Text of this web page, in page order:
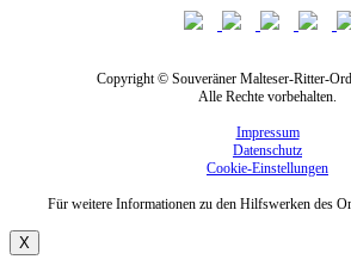
Copyright © Souveräner Malteser-Ritter-
Alle Rechte vorbehalten.
Impressum
Datenschutz
Cookie-Einstellungen
Für weitere Informationen zu den Hilfswerken des
X